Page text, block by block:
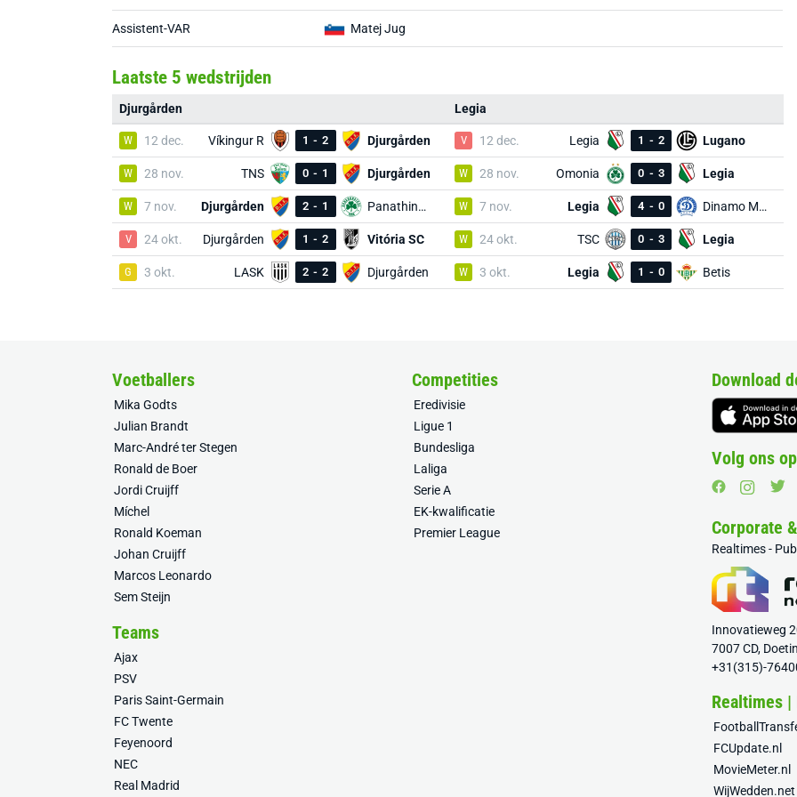
Assistent-VAR Matej Jug
Laatste 5 wedstrijden
Djurgården
W 12 dec. Víkingur R 1 - 2 Djurgården
W 28 nov. TNS 0 - 1 Djurgården
W 7 nov. Djurgården 2 - 1 Panathinaikos
V 24 okt. Djurgården 1 - 2 Vitória SC
G 3 okt. LASK 2 - 2 Djurgården
Legia
V 12 dec. Legia 1 - 2 Lugano
W 28 nov. Omonia 0 - 3 Legia
W 7 nov. Legia 4 - 0 Dinamo Minsk
W 24 okt. TSC 0 - 3 Legia
W 3 okt. Legia 1 - 0 Betis
Voetballers
Mika Godts
Julian Brandt
Marc-André ter Stegen
Ronald de Boer
Jordi Cruijff
Míchel
Ronald Koeman
Johan Cruijff
Marcos Leonardo
Sem Steijn
Competities
Eredivisie
Ligue 1
Bundesliga
Laliga
Serie A
EK-kwalificatie
Premier League
Teams
Ajax
PSV
Paris Saint-Germain
FC Twente
Feyenoord
NEC
Real Madrid
Download
Volg ons
Corporate
Realtimes -
Innovatieweg
7007 CD,
+31(315)-
Realtimes
FCUpdate.nl
MovieMeter.nl
WijWedden.net